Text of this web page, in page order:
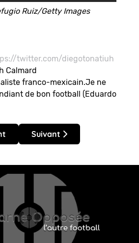
Ruiz/Getty Images
Calmard
franco-mexicain.Je ne
de bon football (Eduardo
: Mexique – Clausura 2023 :
Article suivant : Mexique –
Suivant